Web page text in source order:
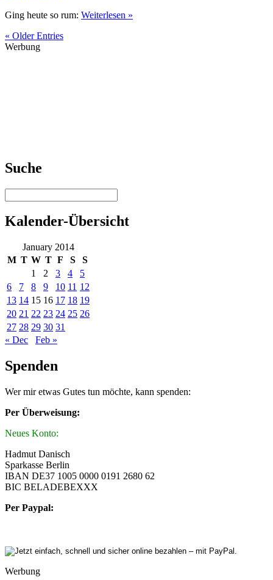
Ging heute so rum: Weiterlesen »
« Older Entries
Werbung
Suche
Kalender-Übersicht
January 2014
M T W T F S
S
1
2 3 4
5
6
7 8 9 10 11 12
13 14 15 16 17 18 19
20 21 22 23 24 25 26
27 28 29 30 31
« Dec
Feb »
Spenden
Wer mir etwas Gutes tun möchte, kann spenden:
Per Überweisung:
Neues Konto:
Hadmut Danisch
Sparkasse Berlin
IBAN DE37 1005 0000 0191 2680 62
BIC BELADEBEXXX
Per Paypal:
Werbung